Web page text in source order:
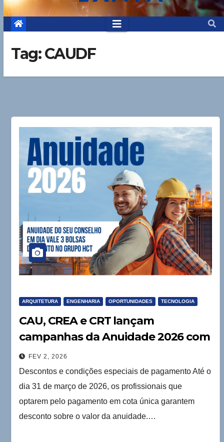
Tag:CAUDF
ARQUITETURA ENGENHARIA OPORTUNIDADES TECNOLOGIA
CAU, CREA e CRT lançam
campanhas da Anuidade 2026 com
oportunidades imperdíveis
FEV 2, 2026
Descontos e condições especiais de pagamento Até o
dia 31 de março de 2026, os profissionais que
optarem pelo pagamento em cota única garantem
desconto sobre o valor da anuidade.…